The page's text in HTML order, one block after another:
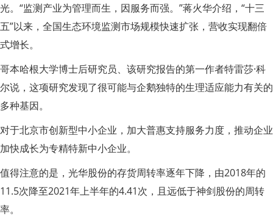
光。“监测产业为管理而生，因服务而强。”蒋火华介绍，“十三
五”以来，全国生态环境监测市场规模快速扩张，营收实现翻倍
式增长。
哥本哈根大学博士后研究员、该研究报告的第一作者特雷莎·科
尔说，这项研究发现了很可能与企鹅独特的生理适应能力有关的
多种基因。
对于北京市创新型中小企业，加大普惠支持服务力度，推动企业
加快成长为专精特新中小企业。
值得注意的是，光华股份的存货周转率逐年下降，由2018年的
11.5次降至2021年上半年的4.41次，且远低于神剑股份的周转
率。